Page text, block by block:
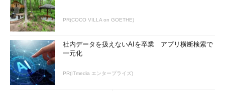
PR(COCO VILLA on GOETHE)
社内データを扱えないAIを卒業 アプリ横断検索で
一元化
PR(ITmedia エンタープライズ)